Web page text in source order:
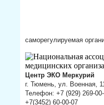
саморегулируемая
Центр ЭКО Меркурий
г. Тюмень, ул. Военная,
Телефон: +7 (929) 269-
+7(3452) 60-00-07